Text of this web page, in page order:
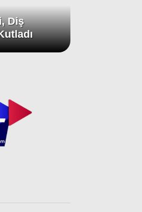
Diş